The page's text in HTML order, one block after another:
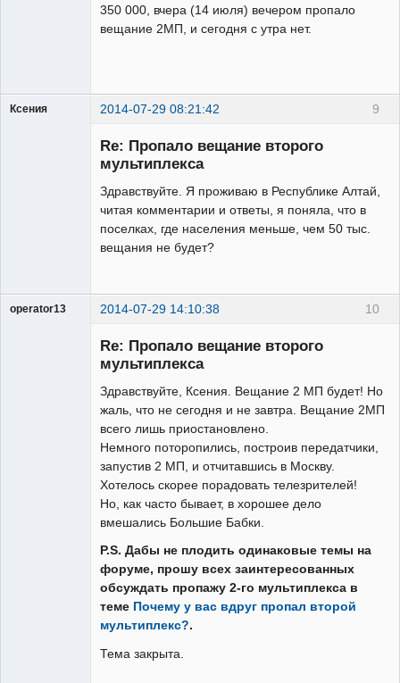
350 000, вчера (14 июля) вечером пропало
вещание 2МП, и сегодня с утра нет.
9
Ксения 2014-07-29 08:21:42
Re: Пропало вещание второго
мультиплекса
Здравствуйте. Я проживаю в Республике Алтай,
читая комментарии и ответы, я поняла, что в
поселках, где населения меньше, чем 50 тыс.
вещания не будет?
10
operator13 2014-07-29 14:10:38
Re: Пропало вещание второго
мультиплекса
Здравствуйте, Ксения. Вещание 2 МП будет! Но
жаль, что не сегодня и не завтра. Вещание 2МП
всего лишь приостановлено.
Немного поторопились, построив передатчики,
запустив 2 МП, и отчитавшись в Москву.
Хотелось скорее порадовать телезрителей!
Но, как часто бывает, в хорошее дело
вмешались Большие Бабки.
P.S. Дабы не плодить одинаковые темы на
форуме, прошу всех заинтересованных
обсуждать пропажу 2-го мультиплекса в
теме Почему у вас вдруг пропал второй
мультиплекс?.
Тема закрыта.